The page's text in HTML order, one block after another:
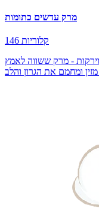
מרק עדשים כתומות
146 קלוריות
- מרק ששווה לאמץ
ומחמם את הגרון והלב